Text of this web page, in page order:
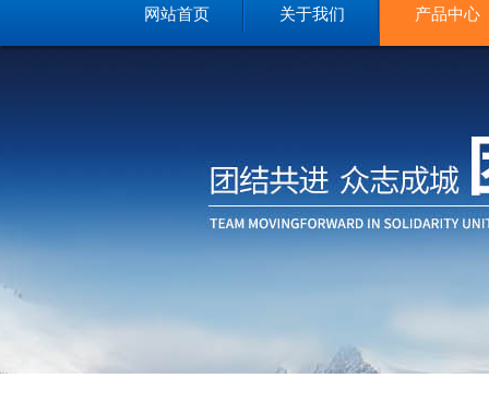
网站首页 关于我们 产品中心